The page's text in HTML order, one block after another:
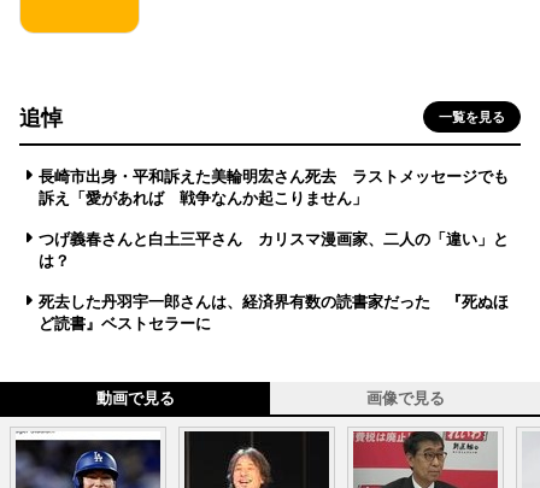
追悼 一覧を見る
長崎市出身・平和訴えた美輪明宏さん死去 ラストメッセージでも
訴え「愛があれば 戦争なんか起こりません」
つげ義春さんと白土三平さん カリスマ漫画家、二人の「違い」と
は？
死去した丹羽宇一郎さんは、経済界有数の読書家だった 『死ぬほ
ど読書』ベストセラーに
動画で見る 画像で見る